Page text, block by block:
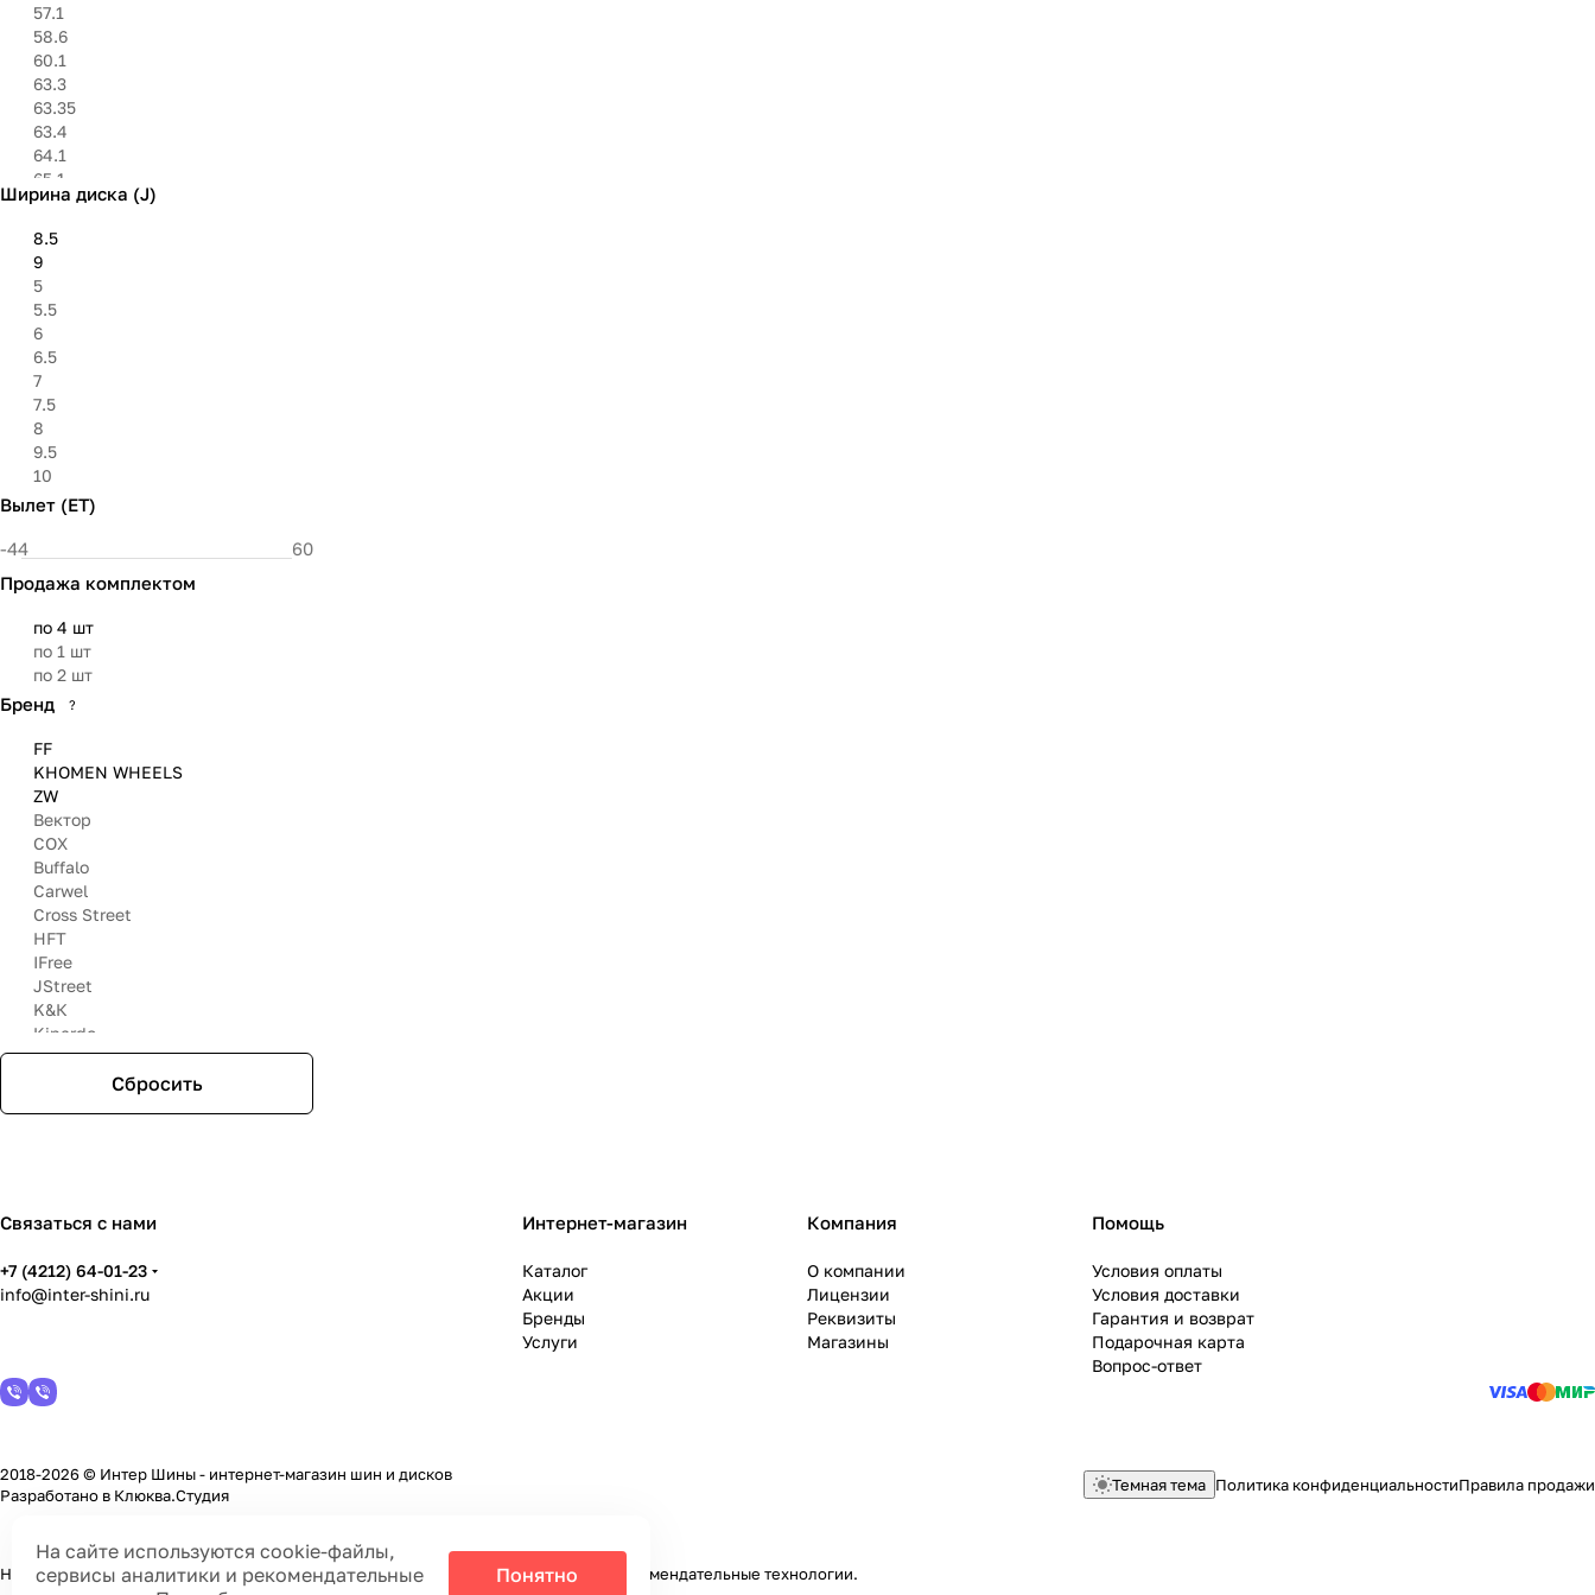
57.1
58.6
60.1
63.3
63.35
63.4
64.1
65.1
66.1
66.6
67.1
71.6
72.6
73.1
75
75.1
78.1
84.1
84.2
95.1
98
100.1
106.1
108
108.5
66.45
110.5
Ширина диска (J)
8.5
9
5
5.5
6
6.5
7
7.5
8
9.5
10
Вылет (ET)
Продажа комплектом
по 4 шт
по 1 шт
по 2 шт
Бренд ?
FF
KHOMEN WHEELS
ZW
Вектор
COX
Buffalo
Carwel
Cross Street
HFT
IFree
JStreet
K&К
Kipardo
LegeArtis
Tech-line
Yokatta
YST
Сбросить
Связаться с нами
+7 (4212) 64-01-23
info@inter-shini.ru
Интернет-магазин
Каталог
Акции
Бренды
Услуги
Компания
О компании
Лицензии
Реквизиты
Магазины
Помощь
Условия оплаты
Условия доставки
Гарантия и возврат
Подарочная карта
Вопрос-ответ
2018-2026 © Интер Шины - интернет-магазин шин и дисков
Разработано в Клюква.Студия
Темная тема Политика конфиденциальностиПравила продажи
На информационном ресурсе применяютсяcookie-файлы, сервисы аналитики и рекомендательные технологии.
На сайте используются cookie-файлы,
сервисы аналитики и рекомендательные
Понятно